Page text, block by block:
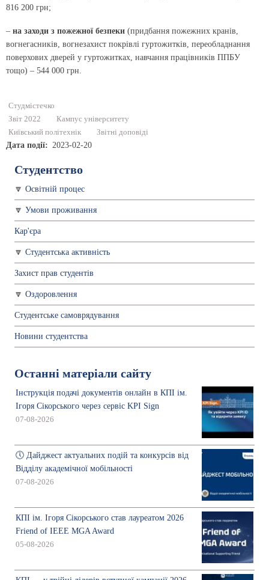
816 200 грн;
– на заходи з пожежної безпеки (придбання пожежних кранів,
вогнегасників, вогнезахист покрівлі гуртожитків, переобладнання
поверхових дверей у гуртожитках, навчання працівників ППБУ
тощо) – 544 000 грн.
Студмістечко
Звіт 2022
Кампус університету
Київський політехнік
Звітні доповіді
Дата події 2023-02-20
Студентство
Освітній процес
Умови проживання
Кар'єра
Студентська активність
Захист прав студентів
Оздоровлення
Студентське самоврядування
Новини студентства
Останні матеріали сайту
Інструкція подачі документів онлайн в КПІ ім.
Ігоря Сікорського через сервіс KPI Sign
07-08-2026
🕔 Дайджест актуальних подій та конкурсів від
Відділу академічної мобільності
07-08-2026
КПІ ім. Ігоря Сікорського став лауреатом 2026
Friend of IEEE MGA Award
05-08-2026